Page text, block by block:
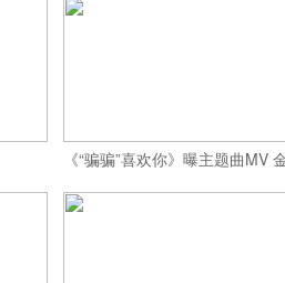
《“骗骗”喜欢你》曝主题曲MV